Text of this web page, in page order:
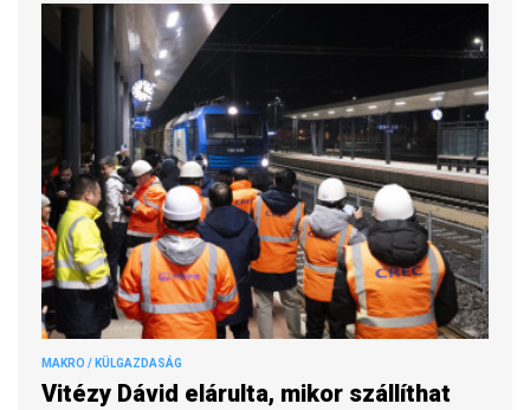
MAKRO / KÜLGAZDASÁG
Vitézy Dávid elárulta, mikor szállíthat